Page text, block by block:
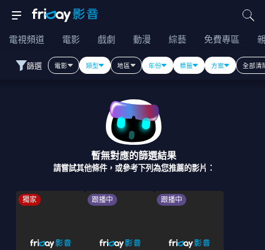
電視頻道 電影 戲劇 動漫 綜藝 免費專區
篩選 電影 類型 地區 年份 標籤 方案 全部清
暫無對應的篩選結果
請嘗試其他條件，或參考下列為您推薦的影片：
獨家 跟播中 跟播中